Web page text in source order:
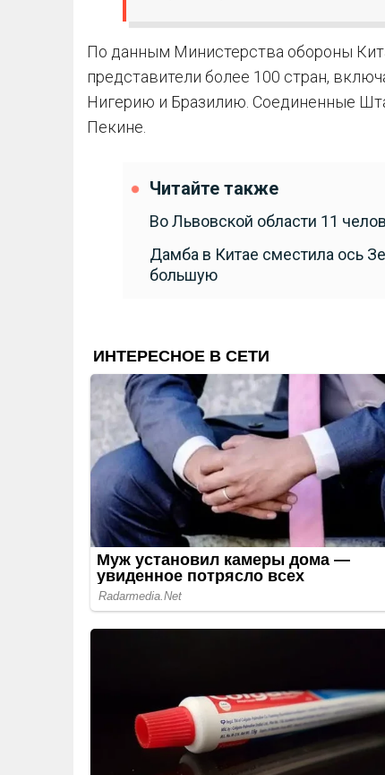
По данным Министерства обороны
представители более 100 стран,
Нигерию и Бразилию. Соединенные
Пекине.
Читайте также
Во Львовской области 11
Дамба в Китае сместила ось
большую